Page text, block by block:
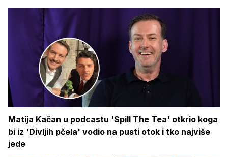
Matija Kačan u podcastu 'Spill The Tea' otkrio koga
bi iz 'Divljih pčela' vodio na pusti otok i tko najviše
jede